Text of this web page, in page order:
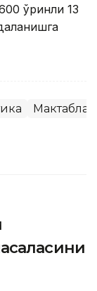
ўринли 13
Мактаблар